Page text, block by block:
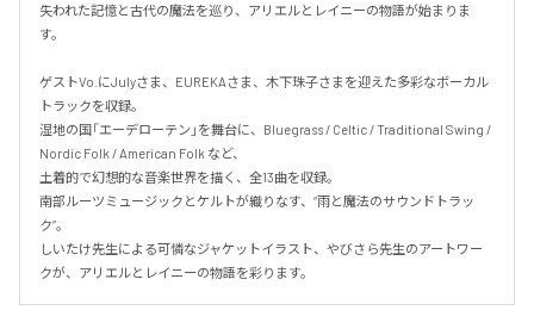
失われた記憶と古代の魔法を巡り、アリエルとレイニーの物語が始まりま
す。
ゲストVo.にJulyさま、EUREKAさま、木下珠子さまを迎えた多彩なボーカル
トラックを収録。
湿地の国「エーデローテン」を舞台に、Bluegrass / Celtic / Traditional Swing /
Nordic Folk / American Folk など、
土着的で幻想的な音楽世界を描く、全13曲を収録。
南部ルーツミュージックとケルトが織りなす、“雨と魔法のサウンドトラッ
ク”。
しいたけ先生による可憐なジャケットイラスト、やびさら先生のアートワー
クが、アリエルとレイニーの物語を彩ります。